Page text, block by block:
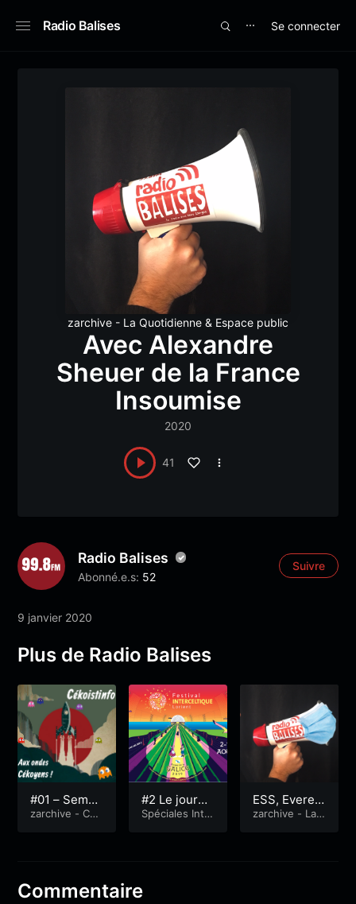
Radio Balises ⋯ Se connecter
zarchive - La Quotidienne & Espace public
Avec Alexandre
Sheuer de la France
Insoumise
2020
41
Radio Balises
Abonné.e.s: 52
Suivre
9 janvier 2020
Plus de Radio Balises
#01 – Semai
ne du 25 fév
zarchive - Cék
#2 Le journa
l de l’intercel
Spéciales Inte
ESS, Everest
et Lorient
zarchive - La
Commentaire